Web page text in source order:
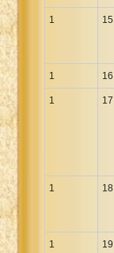
1 15
1 16
1 17
1 18
1 19